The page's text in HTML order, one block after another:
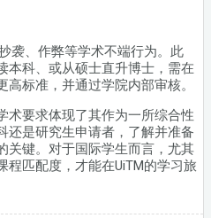
、作弊等学术不端行为。此
本科、或从硕士直升博士，需在
标准，并通过学院内部审核。
要求体现了其作为一所综合性
还是研究生申请者，了解并准备
关键。对于国际学生而言，尤其
程匹配度，才能在UiTM的学习旅